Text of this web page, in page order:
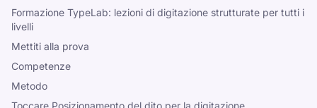
Formazione TypeLab: lezioni di digitazione strutturate per tutti i
livelli
Mettiti alla prova
Competenze
Metodo